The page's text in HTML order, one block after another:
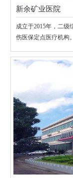
新余矿业医院
成立于2015年，二级
伤医保定点医疗机构。